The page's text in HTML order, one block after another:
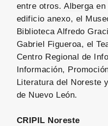
entre otros. Alberga en
edificio anexo, el
Biblioteca Alfredo
Gabriel Figueroa, el
Centro Regional de
Información,
Literatura del Noreste
de Nuevo León.
CRIPIL Noreste